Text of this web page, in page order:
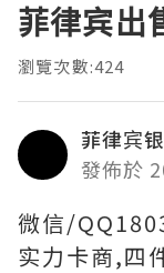
菲律宾出
瀏覽次數:424
菲律宾
發佈於
微信/
实力卡商,四